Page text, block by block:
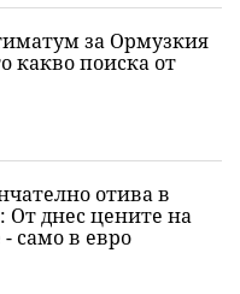
за Ормузкия
какво поиска от
отива в
Oт днес цените на
само в евро